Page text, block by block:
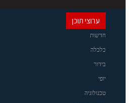
ערוצי תוכן
חדשות
כלכלה
בידור
יופי
טכנולוגיה